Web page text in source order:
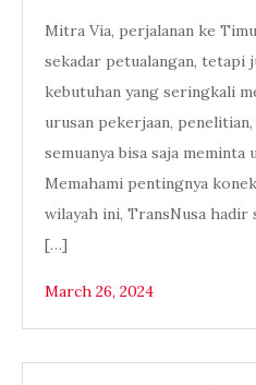
Mitra Via, perjalanan ke
sekadar petualangan, tetapi
kebutuhan yang seringkali
urusan pekerjaan,
semuanya bisa saja meminta
Memahami pentingnya
wilayah ini, TransNusa hadir
[…]
March 26, 2024